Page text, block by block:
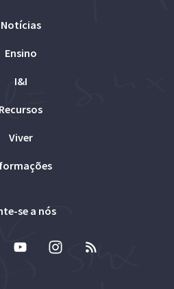
Notícias
Ensino
I&I
Recursos
Viver
se a nós